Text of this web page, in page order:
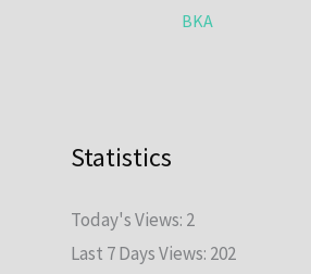
BKA
Statistics
Today's Views: 2
Last 7 Days Views: 202